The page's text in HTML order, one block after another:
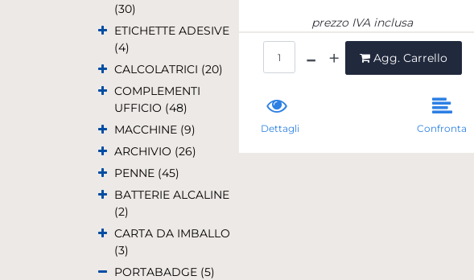
(30)
ETICHETTE ADESIVE
(4)
CALCOLATRICI (20)
COMPLEMENTI
UFFICIO (48)
MACCHINE (9)
ARCHIVIO (26)
PENNE (45)
BATTERIE ALCALINE
(2)
CARTA DA IMBALLO
(3)
PORTABADGE (5)
prezzo IVA inclusa
Agg. Carrello
Dettagli Confronta